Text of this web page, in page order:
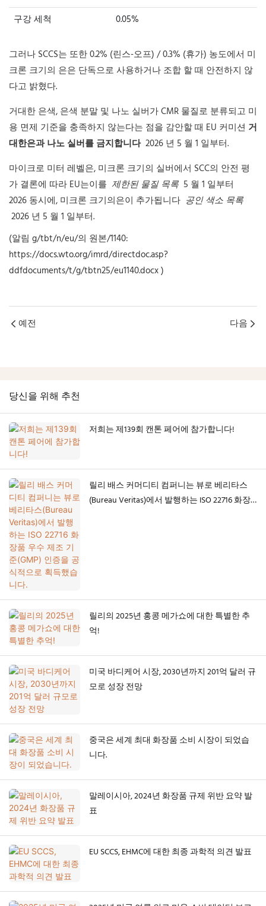
구강 세척
0.05%
그러나 SCCS는 또한 0.2% (린스-오프) / 0.3% (휴가) 농도에서 미
크론 크기의 은은 단독으로 사용하거나 조합 할 때 안전하지 않
다고 밝혔다.
거대한 은색, 은색 분말 및 나노 실버가 CMR 물질로 분류되고 미
용 면제 기준을 충족하지 않는다는 점을 감안할 때 EU 커미션 거
대한은과 나노 실버를 금지합니다 2026 년 5 월 1 일부터.
마이크로 미터 레벨은, 미크론 크기의 실버에서 SCC의 안전 평
가 결론에 따라 EU는이를 제한된 물질 목록 5 월 1 일부터
2026 동시에, 미크론 크기의은이 추가됩니다 공인 색소 목록
2026 년 5 월 1 일부터.
(알림 g/tbt/n/eu/의 원본/1140:
https://docs.wto.org/imrd/directdoc.asp?
ddfdocuments/t/g/tbtn25/eu1140.docx)
예전 다음
당신을 위해 추천
저희는 제139회 캔톤 페어에 참가합니다!
릴리 배스 커머디티 컴퍼니는 뷰로 베리타스
(Bureau Veritas)에서 발행하는 ISO 22716 화장
릴리의 2025년 홍콩 메가쇼에 대한 특별한 추
억!
미국 바디케어 시장, 2030년까지 201억 달러 규
모로 성장 전망
중국은 세계 최대 화장품 소비 시장이 되었습
니다.
말레이시아, 2024년 화장품 규제 위반 요약 발
표
EU SCCS, EHMC에 대한 최종 과학적 의견 발표